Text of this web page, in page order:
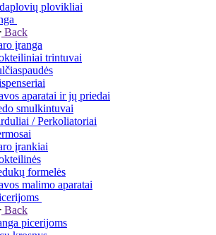
plovikliai
Back
įranga
trintuvai
aparatai ir jų priedai
smulkintuvai
/ Perkoliatoriai
įrankiai
formelės
malimo aparatai
Back
picerijoms